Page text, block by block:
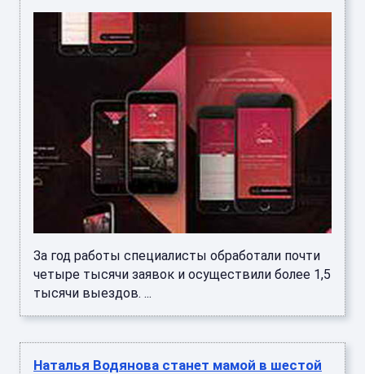
За год работы специалисты обработали почти
четыре тысячи заявок и осуществили более 1,5
тысячи выездов. ...
Наталья Водянова станет мамой в шестой